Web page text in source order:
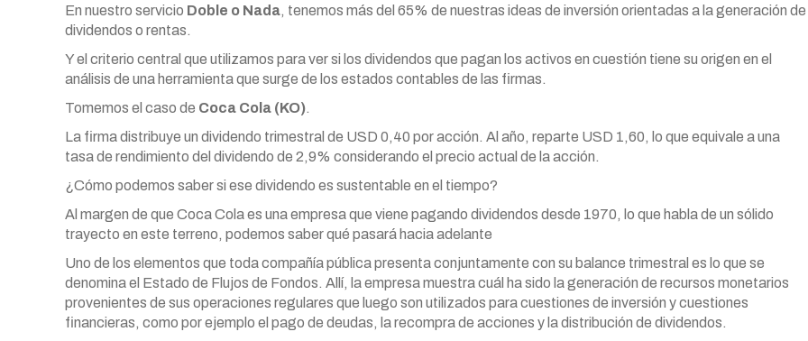
En nuestro servicio Doble o Nada, tenemos más del 65% de nuestras ideas de inversión orientadas a la generación de
dividendos o rentas.
Y el criterio central que utilizamos para ver si los dividendos que pagan los activos en cuestión tiene su origen en el
análisis de una herramienta que surge de los estados contables de las firmas.
Tomemos el caso de Coca Cola (KO).
La firma distribuye un dividendo trimestral de USD 0,40 por acción. Al año, reparte USD 1,60, lo que equivale a una
tasa de rendimiento del dividendo de 2,9% considerando el precio actual de la acción.
¿Cómo podemos saber si ese dividendo es sustentable en el tiempo?
Al margen de que Coca Cola es una empresa que viene pagando dividendos desde 1970, lo que habla de un sólido
trayecto en este terreno, podemos saber qué pasará hacia adelante
Uno de los elementos que toda compañía pública presenta conjuntamente con su balance trimestral es lo que se
denomina el Estado de Flujos de Fondos. Allí, la empresa muestra cuál ha sido la generación de recursos monetarios
provenientes de sus operaciones regulares que luego son utilizados para cuestiones de inversión y cuestiones
financieras, como por ejemplo el pago de deudas, la recompra de acciones y la distribución de dividendos.